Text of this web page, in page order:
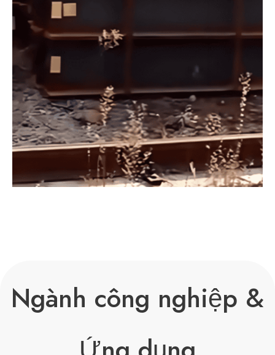
Ngành công nghiệp &